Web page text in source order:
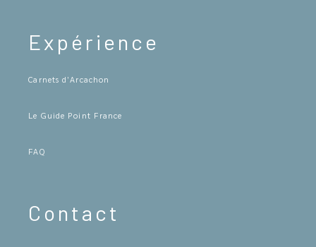
Expérience
Carnets d’Arcachon
Le Guide Point France
FAQ
Contact